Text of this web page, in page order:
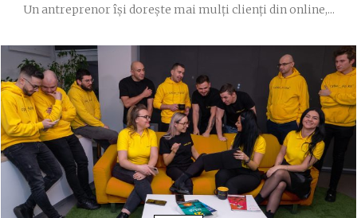
Un antreprenor își dorește mai mulți clienți din online,...